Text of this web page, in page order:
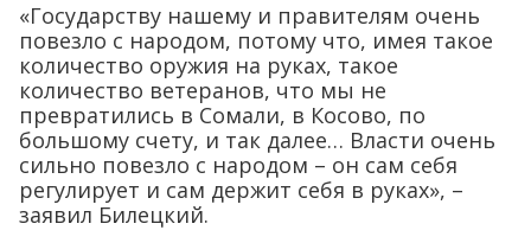
«Государству нашему и правителям очень
повезло с народом, потому что, имея такое
количество оружия на руках, такое
количество ветеранов, что мы не
превратились в Сомали, в Косово, по
большому счету, и так далее… Власти очень
сильно повезло с народом – он сам себя
регулирует и сам держит себя в руках», –
заявил Билецкий.